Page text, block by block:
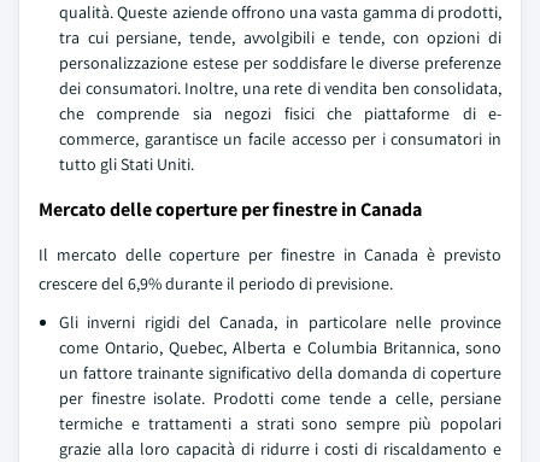
qualità. Queste aziende offrono una vasta gamma di prodotti,
tra cui persiane, tende, avvolgibili e tende, con opzioni di
personalizzazione estese per soddisfare le diverse preferenze
dei consumatori. Inoltre, una rete di vendita ben consolidata,
che comprende sia negozi fisici che piattaforme di e-
commerce, garantisce un facile accesso per i consumatori in
tutto gli Stati Uniti.
Mercato delle coperture per finestre in Canada
Il mercato delle coperture per finestre in Canada è previsto
crescere del 6,9% durante il periodo di previsione.
Gli inverni rigidi del Canada, in particolare nelle province
come Ontario, Quebec, Alberta e Columbia Britannica, sono
un fattore trainante significativo della domanda di coperture
per finestre isolate. Prodotti come tende a celle, persiane
termiche e trattamenti a strati sono sempre più popolari
grazie alla loro capacità di ridurre i costi di riscaldamento e